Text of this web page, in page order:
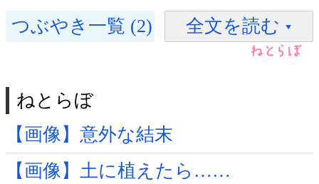
つぶやき一覧 (2) 全文を読む
ねとらぼ
【画像】意外な結末
【画像】土に植えたら……